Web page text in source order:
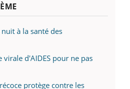
à la santé des
virale d'AIDES pour ne pas
protège contre les